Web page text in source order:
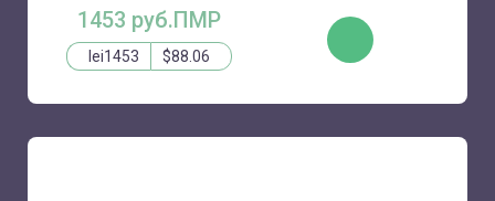
1453 руб.ПМР
lei1453 $88.06
ЗАКАЗАТЬ